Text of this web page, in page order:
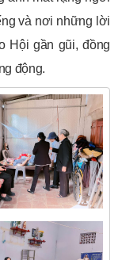
và nơi những lời
Hội gần gũi, đồng
động.